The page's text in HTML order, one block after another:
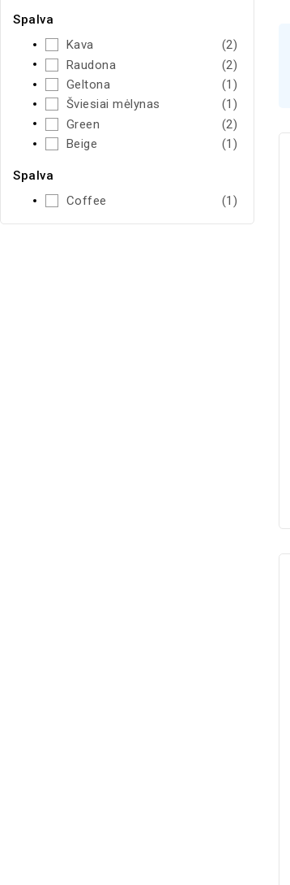
Spalva
Kava
(2)
Raudona
(2)
Geltona
(1)
Šviesiai mėlynas
(1)
Green
(2)
Beige
(1)
Spalva
Coffee
(1)